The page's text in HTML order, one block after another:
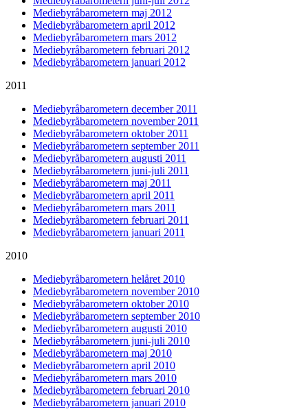
Mediebyråbarometern maj 2012
Mediebyråbarometern april 2012
Mediebyråbarometern mars 2012
Mediebyråbarometern februari 2012
Mediebyråbarometern januari 2012
2011
Mediebyråbarometern december 2011
Mediebyråbarometern november 2011
Mediebyråbarometern oktober 2011
Mediebyråbarometern september 2011
Mediebyråbarometern augusti 2011
Mediebyråbarometern juni-juli 2011
Mediebyråbarometern maj 2011
Mediebyråbarometern april 2011
Mediebyråbarometern mars 2011
Mediebyråbarometern februari 2011
Mediebyråbarometern januari 2011
2010
Mediebyråbarometern helåret 2010
Mediebyråbarometern november 2010
Mediebyråbarometern oktober 2010
Mediebyråbarometern september 2010
Mediebyråbarometern augusti 2010
Mediebyråbarometern juni-juli 2010
Mediebyråbarometern maj 2010
Mediebyråbarometern april 2010
Mediebyråbarometern mars 2010
Mediebyråbarometern februari 2010
Mediebyråbarometern januari 2010